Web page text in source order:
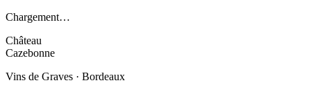
Chargement…
Château
Cazebonne
Vins de Graves · Bordeaux